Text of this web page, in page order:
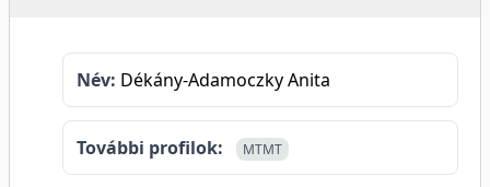
Név: Dékány-Adamoczky Anita
További profilok: MTMT